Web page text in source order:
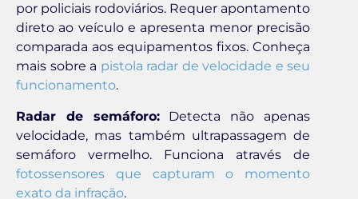
por policiais rodoviários. Requer apontamento
direto ao veículo e apresenta menor precisão
comparada aos equipamentos fixos. Conheça
mais sobre a pistola radar de velocidade e seu
funcionamento.
Radar de semáforo:Detecta não apenas
velocidade, mas também ultrapassagem de
semáforo vermelho. Funciona através de
fotossensores que capturam o momento
exato da infração.